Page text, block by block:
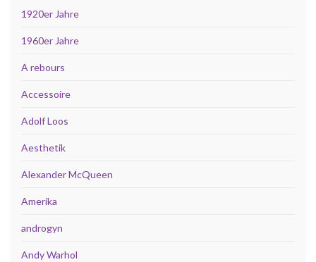
1920er Jahre
1960er Jahre
A rebours
Accessoire
Adolf Loos
Aesthetik
Alexander McQueen
Amerika
androgyn
Andy Warhol